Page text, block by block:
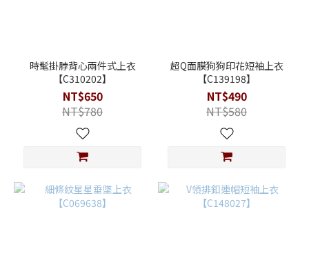
時髦掛脖背心兩件式上衣
【C310202】
NT$650
NT$780
超Q面膜狗狗印花短袖上衣
【C139198】
NT$490
NT$580